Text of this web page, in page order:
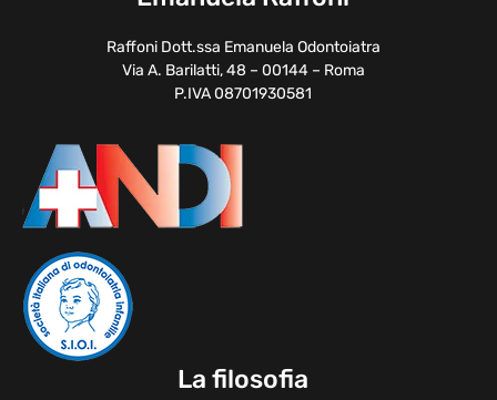
Raffoni Dott.ssa Emanuela Odontoiatra
Via A. Barilatti, 48 – 00144 – Roma
P.IVA 08701930581
La filosofia